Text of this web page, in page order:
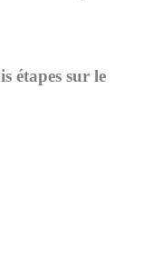
étapes sur le